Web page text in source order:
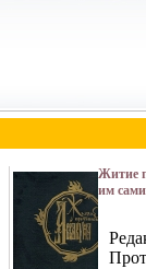
Житие
им
его
Азбука-
ISBN